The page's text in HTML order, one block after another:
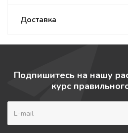
Доставка
Подпишитесь на нашу
курс